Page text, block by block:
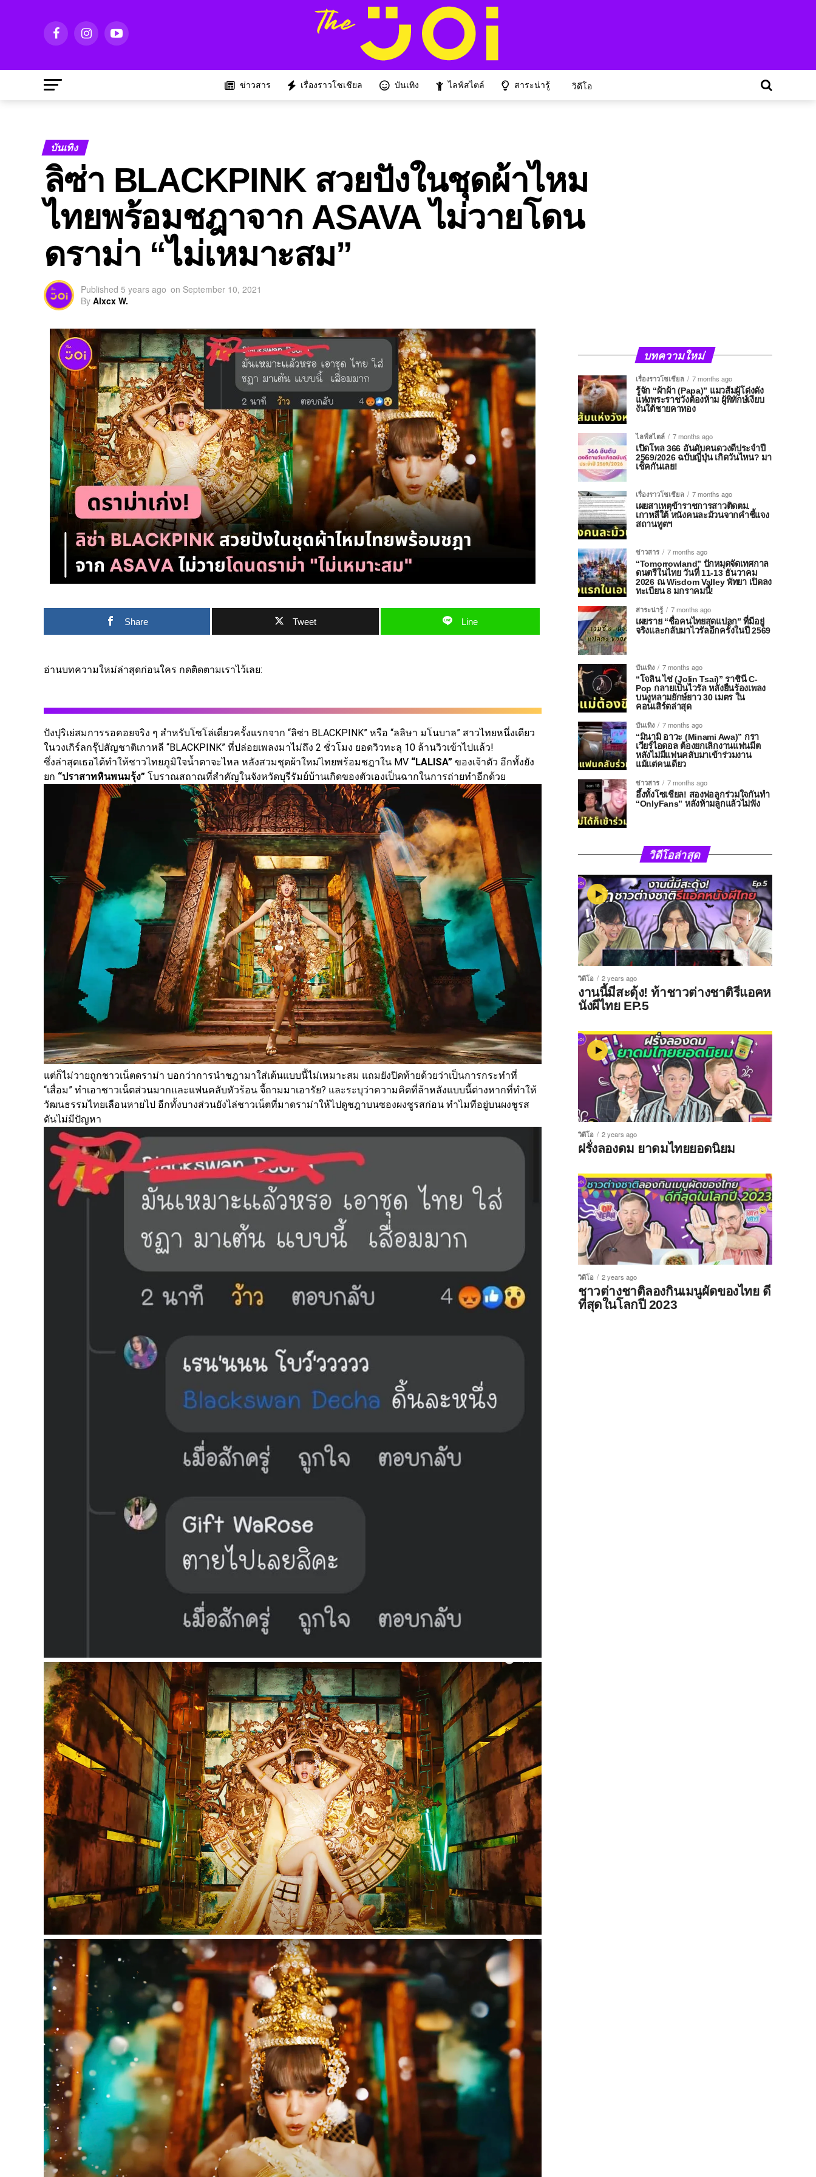
ข่าวสาร เรื่องราวโซเชียล บันเทิง ไลฟ์สไตล์ สาระน่ารู้ วิดีโอ
บันเทิง
ลิซ่า BLACKPINK สวยปังในชุดผ้าไหม
ไทยพร้อมชฎาจาก ASAVA ไม่วายโดน
ดราม่า “ไม่เหมาะสม”
Published 5 years ago on September 10, 2021
By Alxcx W.
Share Tweet Line
อ่านบทความใหม่ล่าสุดก่อนใคร กดติดตามเราไว้เลย:
ปังปุริเย่สมการรอคอยจริง ๆ สำหรับโซโล่เดี่ยวครั้งแรกจาก “ลิซ่า BLACKPINK” หรือ “ลลิษา มโนบาล” สาวไทยหนึ่งเดียว
ในวงเกิร์ลกรุ๊ปสัญชาติเกาหลี “BLACKPINK” ที่ปล่อยเพลงมาไม่ถึง 2 ชั่วโมง ยอดวิวทะลุ 10 ล้านวิวเข้าไปแล้ว!
ซึ่งล่าสุดเธอได้ทำให้ชาวไทยภูมิใจน้ำตาจะไหล หลังสวมชุดผ้าใหม่ไทยพร้อมชฎาใน MV “LALISA” ของเจ้าตัว อีกทั้งยัง
ยก “ปราสาทหินพนมรุ้ง” โบราณสถาณที่สำคัญในจังหวัดบุรีรัมย์บ้านเกิดของตัวเองเป็นฉากในการถ่ายทำอีกด้วย
แต่ก็ไม่วายถูกชาวเน็ตดราม่า บอกว่าการนำชฎามาใส่เต้นแบบนี้ไม่เหมาะสม แถมยังปิดท้ายด้วยว่าเป็นการกระทำที่
“เสื่อม” ทำเอาชาวเน็ตส่วนมากและแฟนคลับหัวร้อน จี้ถามมาเอารัย? และระบุว่าความคิดที่ล้าหลังแบบนี้ต่างหากที่ทำให้
วัฒนธรรมไทยเลือนหายไป อีกทั้งบางส่วนยังไล่ชาวเน็ตที่มาดราม่าให้ไปดูชฎาบนซองผงชูรสก่อน ทำไมทีอยู่บนผงชูรส
ดันไม่มีปัญหา
บทความใหม่
เรื่องราวโซเชียล
7 months ago
รู้จัก “ผ้าผ้า (Papa)” แมวส้มผู้โด่งดัง
แห่งพระราชวังต้องห้าม ผู้พิทักษ์เงียบ
งันใต้ชายคาทอง
ไลฟ์สไตล์
7 months ago
เปิดโพล 366 อันดับคนดวงดีประจำปี
2569/2026 ฉบับญี่ปุ่น เกิดวันไหน? มา
เช็คกันเลย!
เรื่องราวโซเชียล
7 months ago
เผยสาเหตุข้าราชการสาวติดตม.
เกาหลีใต้ หนังคนละม้วนจากคำชี้แจง
สถานทูตฯ
ข่าวสาร
7 months ago
“Tomorrowland” ปักหมุดจัดเทศกาล
ดนตรีในไทย วันที่ 11-13 ธันวาคม
2026 ณ Wisdom Valley พัทยา เปิดลง
ทะเบียน 8 มกราคมนี้!
สาระน่ารู้
7 months ago
เผยราย “ชื่อคนไทยสุดแปลก” ที่มีอยู่
จริงและกลับมาไวรัลอีกครั้งในปี 2569
บันเทิง
7 months ago
“โจลิน ไช่ (Jolin Tsai)” ราชินี C-
Pop กลายเป็นไวรัล หลังยืนร้องเพลง
บนงูหลามยักษ์ยาว 30 เมตร ใน
คอนเสิร์ตล่าสุด
บันเทิง
7 months ago
“มินามิ อาวะ (Minami Awa)” กรา
เวียร์ไอดอล ต้องยกเลิกงานแฟนมีต
หลังไม่มีแฟนคลับมาเข้าร่วมงาน
แม้แต่คนเดียว
ข่าวสาร
7 months ago
อึ้งทั้งโซเชียล! สองพ่อลูกร่วมใจกันทำ
“OnlyFans” หลังห้ามลูกแล้วไม่ฟัง
วิดีโอล่าสุด
วิดีโอ 2 years ago
งานนี้มีสะดุ้ง! ท้าชาวต่างชาติรีแอคห
นังผีไทย EP.5
วิดีโอ 2 years ago
ฝรั่งลองดม ยาดมไทยยอดนิยม
วิดีโอ 2 years ago
ชาวต่างชาติลองกินเมนูผัดของไทย ดี
ที่สุดในโลกปี 2023